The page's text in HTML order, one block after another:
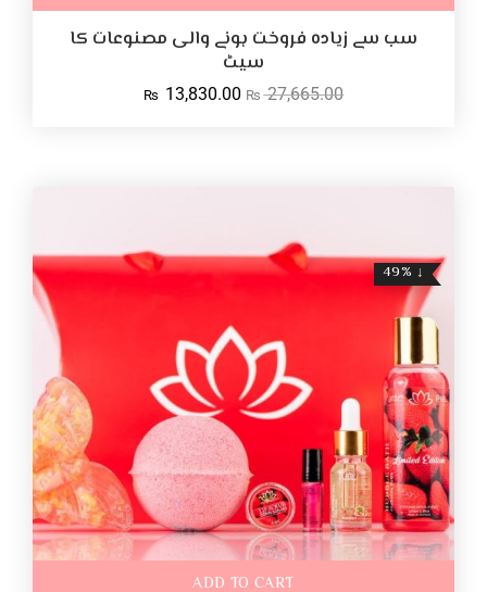
سب سے زیادہ فروخت ہونے والی مصنوعات کا
سیٹ
₨ 27,665.00
₨ 13,830.00
↓ 49%
ADD TO CART